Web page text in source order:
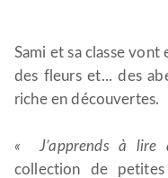
Sami et sa classe vont
des fleurs et... des
riche en découvertes.
« J’apprends à
collection de petites